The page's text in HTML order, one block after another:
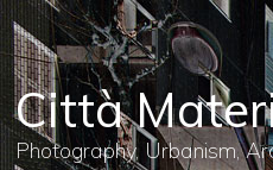
メ
イ
ン
コ
ン
テ
ンCittà
Photography, Urbanism,